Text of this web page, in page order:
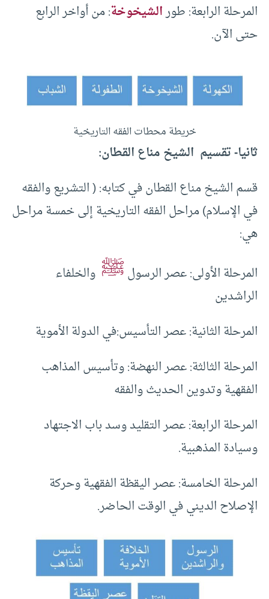
المرحلة الرابعة: طورالشيخوخة: من أواخر الرابع
حتى الآن.
خريطة محطات الفقه التاريخية
ثانيا- تقسيم الشيخ مناع القطان:
قسم الشيخ مناع القطان في كتابه: ( التشريع والفقه
في الإسلام) مراحل الفقه التاريخية إلى خمسة مراحل
هي:
المرحلة الأولى: عصر الرسولﷺ والخلفاء
الراشدين
المرحلة الثانية: عصر التأسيس:في الدولة الأموية
المرحلة الثالثة: عصر النهضة: وتأسيس المذاهب
الفقهية وتدوين الحديث والفقه
المرحلة الرابعة: عصر التقليد وسد باب الاجتهاد
وسيادة المذهبية.
المرحلة الخامسة: عصر اليقظة الفقهية وحركة
الإصلاح الديني في الوقت الحاضر.